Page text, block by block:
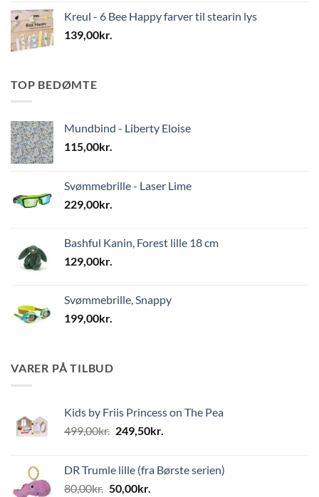
Kreul - 6 Bee Happy farver til stearin lys
139,00kr.
TOP BEDØMTE
Mundbind - Liberty Eloise
115,00kr.
Svømmebrille - Laser Lime
229,00kr.
Bashful Kanin, Forest lille 18 cm
129,00kr.
Svømmebrille, Snappy
199,00kr.
VARER PÅ TILBUD
Kids by Friis Princess on The Pea
499,00kr. Den
var:
499,00kr..
249,50kr.
er:
DR Trumle lille (fra Børste serien)
80,00kr. Den
50,00kr.